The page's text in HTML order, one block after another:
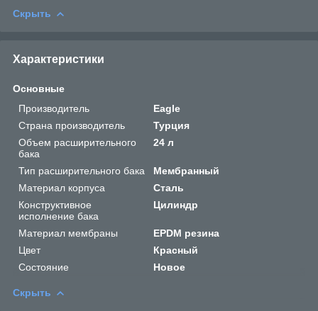
Скрыть
Характеристики
Основные
Производитель
Eagle
Страна производитель
Турция
Объем расширительного
бака
24 л
Тип расширительного бака
Мембранный
Материал корпуса
Сталь
Конструктивное
исполнение бака
Цилиндр
Материал мембраны
EPDM резина
Цвет
Красный
Состояние
Новое
Скрыть